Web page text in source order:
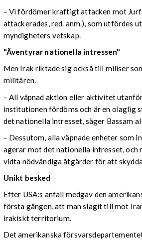
– Vi fördömer kraftigt attacken mot
attackerades, red. anm.), som utfördes
myndigheters vetskap.
"Äventyrar nationella intressen"
Men Irak riktade sig också till miliser
militären.
– All väpnad aktion eller aktivitet
institutionen fördöms och är en olaglig
det nationella intresset, säger Bassam
– Dessutom, alla väpnade enheter som
agerar mot det nationella intresset, och
vidta nödvändiga åtgärder för att
Unikt besked
Efter USA:s anfall medgav den
första gången, att man slagit till mot
irakiskt territorium.
Det amerikanska